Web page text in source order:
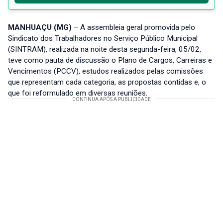
MANHUAÇU (MG) – A assembleia geral promovida pelo
Sindicato dos Trabalhadores no Serviço Público Municipal
(SINTRAM), realizada na noite desta segunda-feira, 05/02,
teve como pauta de discussão o Plano de Cargos, Carreiras e
Vencimentos (PCCV), estudos realizados pelas comissões
que representam cada categoria, as propostas contidas e, o
que foi reformulado em diversas reuniões.